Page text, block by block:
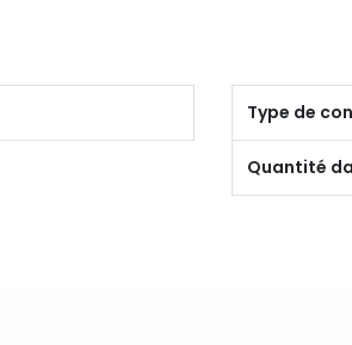
Type de
Quantité